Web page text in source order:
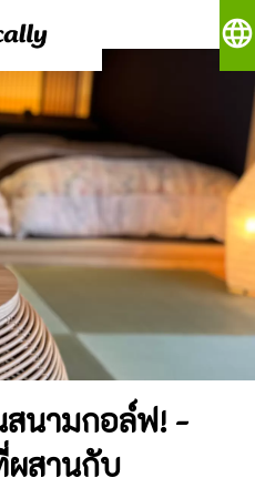
language
นามกอล์ฟ! -
ผสานกับ